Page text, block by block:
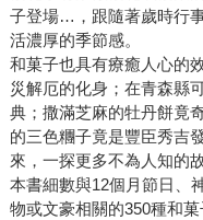
子登場…，跟隨著歲時行
活濃厚的季節感。
和菓子也具有療癒人心的
災解厄的化身；在青森縣
典；撒滿芝麻的牡丹餅竟
的三色糰子竟是豐臣秀吉
來，一探更多不為人知的
本書細數與12個月節日、
物或文豪相關的350種和